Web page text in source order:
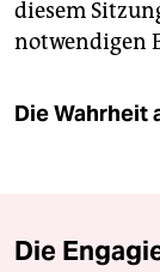
diesem
notwendigen
Die Wahrheit
Die